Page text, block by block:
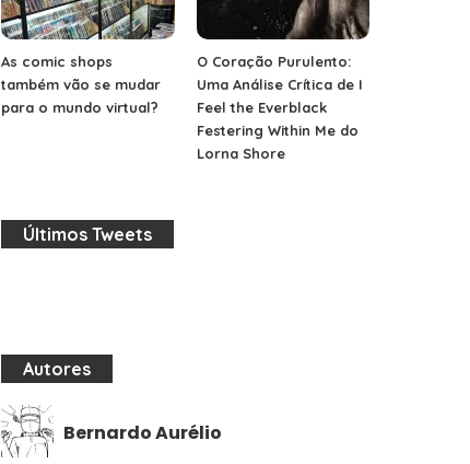
As comic shops
também vão se mudar
para o mundo virtual?
O Coração Purulento:
Uma Análise Crítica de I
Feel the Everblack
Festering Within Me do
Lorna Shore
Últimos Tweets
Autores
Bernardo Aurélio